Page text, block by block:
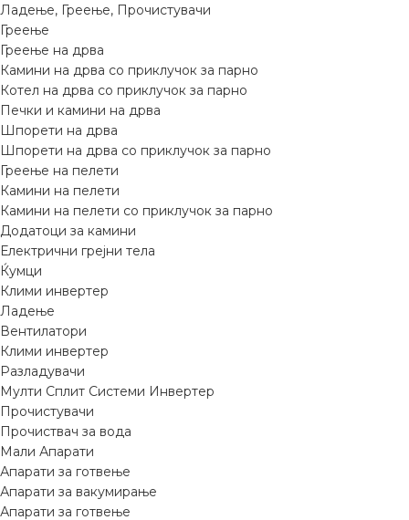
Ладење, Греење, Прочистувачи
Греење
Греење на дрва
Камини на дрва со приклучок за парно
Котел на дрва со приклучок за парно
Печки и камини на дрва
Шпорети на дрва
Шпорети на дрва со приклучок за парно
Греење на пелети
Камини на пелети
Камини на пелети со приклучок за парно
Додатоци за камини
Електрични грејни тела
Ќумци
Клими инвертер
Ладење
Вентилатори
Клими инвертер
Разладувачи
Мулти Сплит Системи Инвертер
Прочистувачи
Прочиствач за вода
Мали Апарати
Апарати за готвење
Апарати за вакумирање
Апарати за готвење